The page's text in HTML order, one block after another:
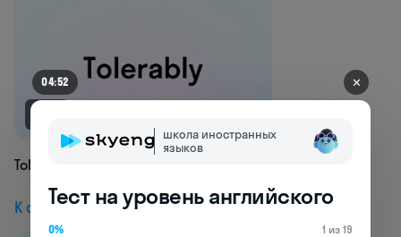
Tolerably
К следующей статье
04:48 ✕
школа иностранных
языков
Тест на уровень английского
0% 1 из 19